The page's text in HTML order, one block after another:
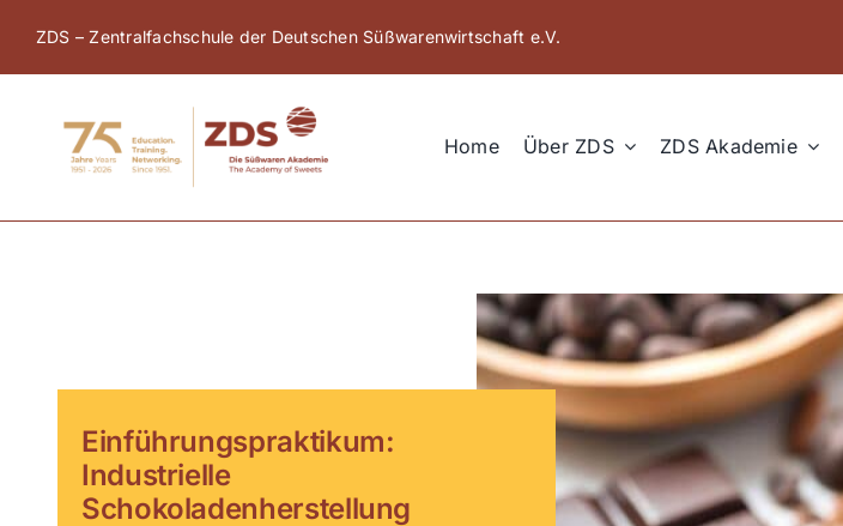
Inhalt
springen
ZDS – Zentralfachschule der Deutschen Süßwarenwirtschaft e.V.
Home Über ZDS ZDS Akademie
Einführungspraktikum:
Industrielle
Schokoladenherstellung